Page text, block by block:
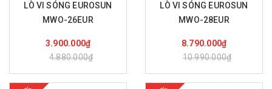
LÒ VI SÓNG EUROSUN
MWO-26EUR
3.900.000₫
4.880.000₫
LÒ VI SÓNG EUROSUN
MWO-28EUR
8.790.000₫
10.990.000₫